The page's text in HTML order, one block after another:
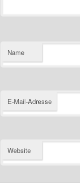
Name
E-Mail-Adresse
Website